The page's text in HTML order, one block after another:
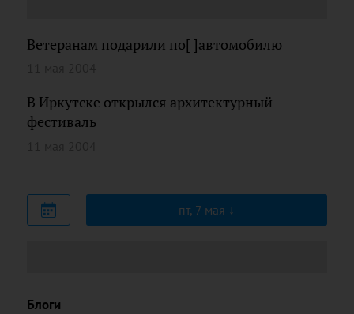
Ветеранам подарили по[ ]автомобилю
В Иркутске открылся архитектурный
фестиваль
пт, 7 мая
Блоги